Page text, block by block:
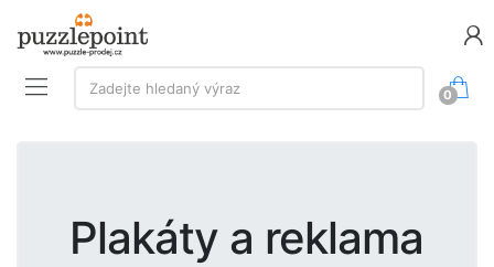
Vyhledávání:
Zadejte hledaný výraz
0
Plakáty a reklama